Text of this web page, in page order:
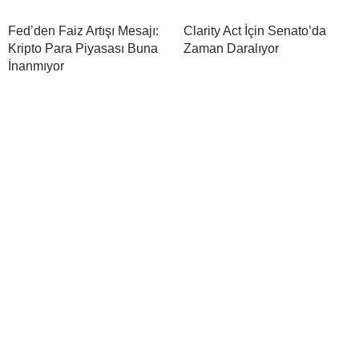
Fed’den Faiz Artışı Mesajı:
Kripto Para Piyasası Buna
İnanmıyor
Clarity Act İçin Senato’da
Zaman Daralıyor